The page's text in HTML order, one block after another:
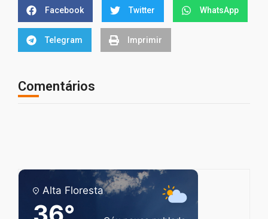
Facebook Twitter WhatsApp
Telegram Imprimir
Comentários
Alta Floresta